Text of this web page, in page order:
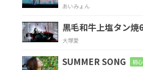
歩くほど に靴底
僕ら
F
の魂
Em7
も磨り減れ
あいみょん
黒毛和牛上塩タン焼
大塚愛
SUMMER SONG 初